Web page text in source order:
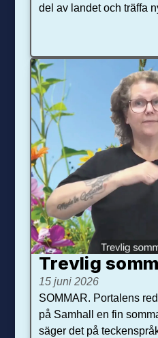
del av landet och träffa
Trevlig
15 juni 2026
SOMMAR. Portalens
på Samhall en fin
säger det på